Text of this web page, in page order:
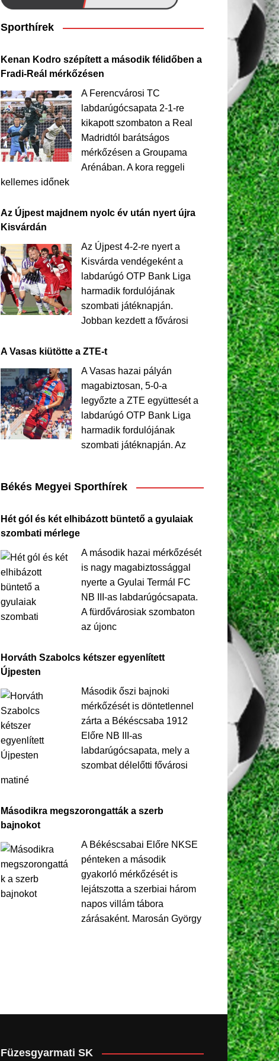
Sporthírek
Kenan Kodro szépített a második félidőben a
Fradi-Reál mérkőzésen
A Ferencvárosi TC
labdarúgócsapata 2-1-re
kikapott szombaton a Real
Madridtól barátságos
mérkőzésen a Groupama
Arénában. A kora reggeli
kellemes időnek
Az Újpest majdnem nyolc év után nyert újra
Kisvárdán
Az Újpest 4-2-re nyert a
Kisvárda vendégeként a
labdarúgó OTP Bank Liga
harmadik fordulójának
szombati játéknapján.
Jobban kezdett a fővárosi
A Vasas kiütötte a ZTE-t
A Vasas hazai pályán
magabiztosan, 5-0-a
legyőzte a ZTE együttesét a
labdarúgó OTP Bank Liga
harmadik fordulójának
szombati játéknapján. Az
Békés Megyei Sporthírek
Hét gól és két elhibázott büntető a gyulaiak
szombati mérlege
A második hazai mérkőzését
is nagy magabiztossággal
nyerte a Gyulai Termál FC
NB III-as labdarúgócsapata.
A fürdővárosiak szombaton
az újonc
Horváth Szabolcs kétszer egyenlített
Újpesten
Második őszi bajnoki
mérkőzését is döntetlennel
zárta a Békéscsaba 1912
Előre NB III-as
labdarúgócsapata, mely a
szombat délelőtti fővárosi
matiné
Másodikra megszorongatták a szerb
bajnokot
A Békéscsabai Előre NKSE
pénteken a második
gyakorló mérkőzését is
lejátszotta a szerbiai három
napos villám tábora
zárásaként. Marosán György
Füzesgyarmati SK